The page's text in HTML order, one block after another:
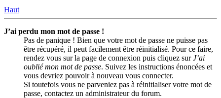
Haut
J’ai perdu mon mot de passe !
Pas de panique ! Bien que votre mot de passe ne puisse pas
être récupéré, il peut facilement être réinitialisé. Pour ce faire,
rendez vous sur la page de connexion puis cliquez surJ’ai
oublié mon mot de passe. Suivez les instructions énoncées et
vous devriez pouvoir à nouveau vous connecter.
Si toutefois vous ne parveniez pas à réinitialiser votre mot de
passe, contactez un administrateur du forum.